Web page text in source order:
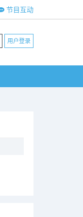
节目互动
用户登录